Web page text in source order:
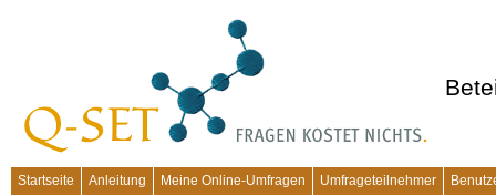
Startseite Anleitung Meine Online-Umfragen Umfrageteilnehmer